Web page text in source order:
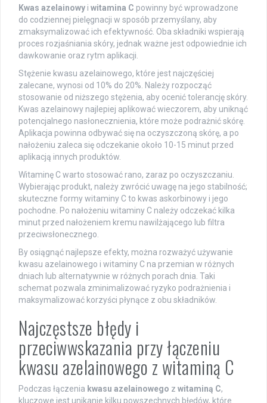
Kwas azelainowy i witamina C powinny być wprowadzone
do codziennej pielęgnacji w sposób przemyślany, aby
zmaksymalizować ich efektywność. Oba składniki wspierają
proces rozjaśniania skóry, jednak ważne jest odpowiednie ich
dawkowanie oraz rytm aplikacji.
Stężenie kwasu azelainowego, które jest najczęściej
zalecane, wynosi od 10% do 20%. Należy rozpocząć
stosowanie od niższego stężenia, aby ocenić tolerancję skóry.
Kwas azelainowy najlepiej aplikować wieczorem, aby uniknąć
potencjalnego nasłonecznienia, które może podrażnić skórę.
Aplikacja powinna odbywać się na oczyszczoną skórę, a po
nałożeniu zaleca się odczekanie około 10-15 minut przed
aplikacją innych produktów.
Witaminę C warto stosować rano, zaraz po oczyszczaniu.
Wybierając produkt, należy zwrócić uwagę na jego stabilność;
skuteczne formy witaminy C to kwas askorbinowy i jego
pochodne. Po nałożeniu witaminy C należy odczekać kilka
minut przed nałożeniem kremu nawilżającego lub filtra
przeciwsłonecznego.
By osiągnąć najlepsze efekty, można rozważyć używanie
kwasu azelainowego i witaminy C na przemian w różnych
dniach lub alternatywnie w różnych porach dnia. Taki
schemat pozwala zminimalizować ryzyko podrażnienia i
maksymalizować korzyści płynące z obu składników.
Najczęstsze błędy i
przeciwwskazania przy łączeniu
kwasu azelainowego z witaminą C
Podczas łączenia kwasu azelainowego z witaminą C,
kluczowe jest unikanie kilku powszechnych błędów, które